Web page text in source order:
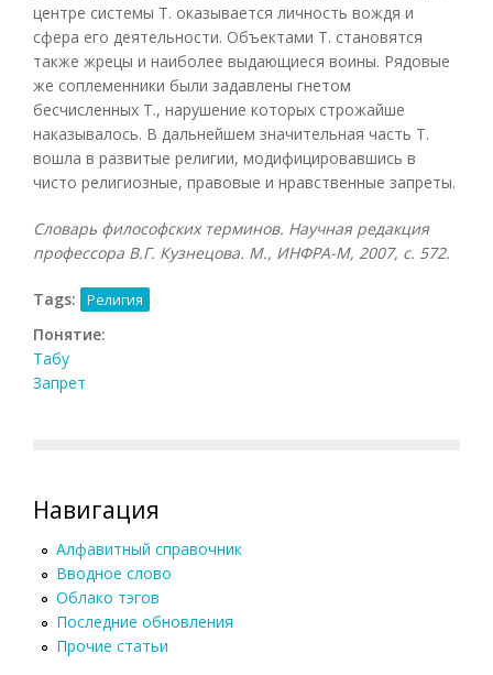
центре системы Т. оказывается личность вождя и
сфера его деятельности. Объектами Т. становятся
также жрецы и наиболее выдающиеся воины. Рядовые
же соплеменники были задавлены гнетом
бесчисленных Т., нарушение которых строжайше
наказывалось. В дальнейшем значительная часть Т.
вошла в развитые религии, модифицировавшись в
чисто религиозные, правовые и нравственные запреты.
Словарь философских терминов. Научная редакция
профессора В.Г. Кузнецова. М., ИНФРА-М, 2007, с. 572.
Tags: Религия
Понятие:
Табу
Запрет
Навигация
Алфавитный справочник
Вводное слово
Облако тэгов
Последние обновления
Прочие статьи